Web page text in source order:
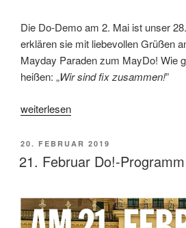
Die Do-Demo am 2. Mai ist unser
erklären sie mit liebevollen Grüßen
Mayday Paraden zum MayDo! Wie
heißen: „Wir sind fix zusammen!”
„Am
Mai
ist
weiterlesen
VERÖFFENTLICHT
20. FEBRUAR 2019
21. Februar Do!-Programm